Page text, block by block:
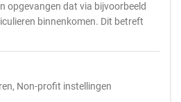
opgevangen dat via bijvoorbeeld
binnenkomen. Dit betreft
Non-profit instellingen